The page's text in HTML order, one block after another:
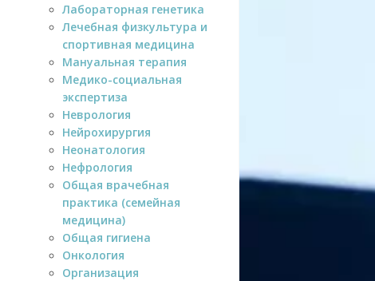
Лабораторная генетика
Лечебная физкультура и
спортивная медицина
Мануальная терапия
Медико-социальная
экспертиза
Неврология
Нейрохирургия
Неонатология
Нефрология
Общая врачебная
практика (семейная
медицина)
Общая гигиена
Онкология
Организация